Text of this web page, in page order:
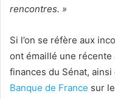
rencontres. »
Si l’on se réfère aux
ont émaillé une
finances du Sénat, ainsi
Banque de France sur